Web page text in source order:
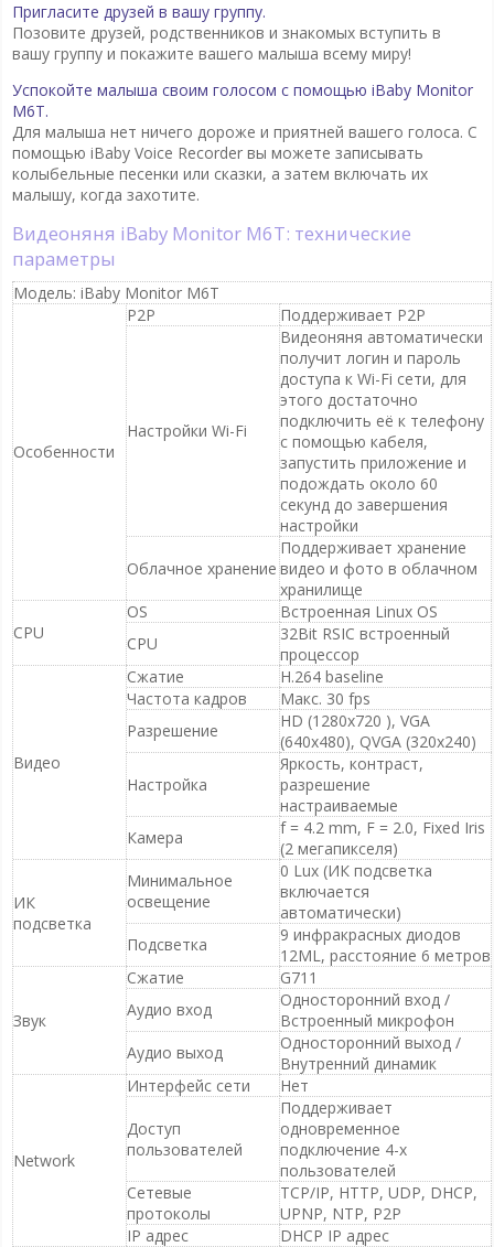
Пригласите друзей в вашу группу.
Позовите друзей, родственников и знакомых вступить в
вашу группу и покажите вашего малыша всему миру!
Успокойте малыша своим голосом с помощью iBaby Monitor
M6T.
Для малыша нет ничего дороже и приятней вашего голоса. С
помощью iBaby Voice Recorder вы можете записывать
колыбельные песенки или сказки, а затем включать их
малышу, когда захотите.
Видеоняня iBaby Monitor M6T: технические
параметры
Модель: iBaby Monitor M6T
Особенности
P2P Поддерживает P2P
Настройки Wi-Fi
Видеоняня автоматически
получит логин и пароль
доступа к Wi-Fi сети, для
этого достаточно
подключить её к телефону
с помощью кабеля,
запустить приложение и
подождать около 60
секунд до завершения
настройки
Облачное хранение
Поддерживает хранение
видео и фото в облачном
хранилище
CPU
OS
Встроенная Linux OS
CPU
32Bit RSIC встроенный
процессор
Видео
Сжатие
H.264 baseline
Частота кадров
Макс. 30 fps
Разрешение
HD (1280x720 ), VGA
(640x480), QVGA (320x240)
Настройка
Яркость, контраст,
разрешение
настраиваемые
Камера
f = 4.2 mm, F = 2.0, Fixed Iris
(2 мегапикселя)
ИК
подсветка
Минимальное
освещение
0 Lux (ИК подсветка
включается
автоматически)
Подсветка
9 инфракрасных диодов
12ML, расстояние 6 метров
Звук
Сжатие
G711
Аудио вход
Односторонний вход /
Встроенный микрофон
Аудио выход
Односторонний выход /
Внутренний динамик
Network
Интерфейс сети Нет
Доступ
пользователей
Поддерживает
одновременное
подключение 4-х
пользователей
Сетевые
протоколы
TCP/IP, HTTP, UDP, DHCP,
UPNP, NTP, P2P
IP адрес
DHCP IP адрес